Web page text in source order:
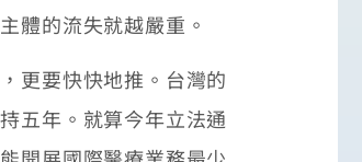
體的流失就越嚴重。
更要快快地推。台灣的
五年。就算今年立法通